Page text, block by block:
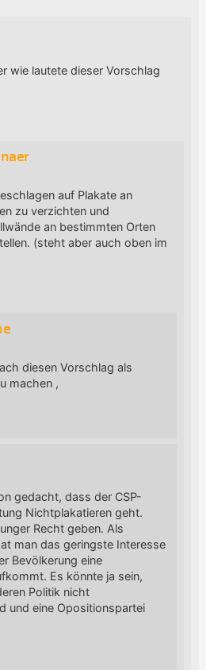
wie lautete dieser Vorschlag
auf Plakate an
zu verzichten und
an bestimmten Orten
(steht aber auch oben im
diesen Vorschlag als
machen ,
gedacht, dass der CSP-
Nichtplakatieren geht.
Recht geben. Als
man das geringste Interesse
Bevölkerung eine
Es könnte ja sein,
Politik nicht
und eine Opositionspartei